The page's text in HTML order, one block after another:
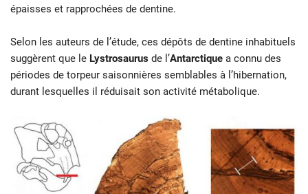
épaisses et rapprochées de dentine.
Selon les auteurs de l’étude, ces dépôts de dentine inhabituels
suggèrent que le Lystrosaurus de l’Antarctique a connu des
périodes de torpeur saisonnières semblables à l’hibernation,
durant lesquelles il réduisait son activité métabolique.